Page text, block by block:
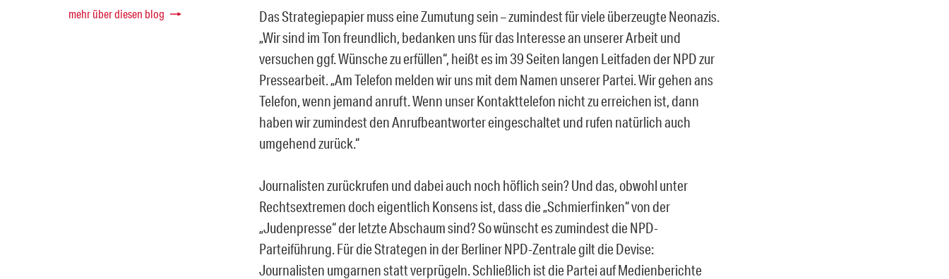
mehr über diesen blog
Das Strategiepapier muss eine Zumutung sein – zumindest für viele überzeugte Neonazis.
„Wir sind im Ton freundlich, bedanken uns für das Interesse an unserer Arbeit und
versuchen ggf. Wünsche zu erfüllen“, heißt es im 39 Seiten langen Leitfaden der NPD zur
Pressearbeit. „Am Telefon melden wir uns mit dem Namen unserer Partei. Wir gehen ans
Telefon, wenn jemand anruft. Wenn unser Kontakttelefon nicht zu erreichen ist, dann
haben wir zumindest den Anrufbeantworter eingeschaltet und rufen natürlich auch
umgehend zurück.“
Journalisten zurückrufen und dabei auch noch höflich sein? Und das, obwohl unter
Rechtsextremen doch eigentlich Konsens ist, dass die „Schmierfinken“ von der
„Judenpresse“ der letzte Abschaum sind? So wünscht es zumindest die NPD-
Parteiführung. Für die Strategen in der Berliner NPD-Zentrale gilt die Devise:
Journalisten umgarnen statt verprügeln. Schließlich ist die Partei auf Medienberichte